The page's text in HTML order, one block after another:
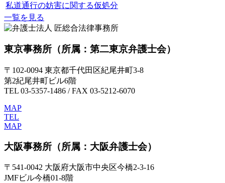
私道通行の妨害に関する仮処分
一覧を見る
東京事務所 （所属：第二東京弁護士会）
〒102-0094 東京都千代田区紀尾井町3-8
第2紀尾井町ビル6階
TEL 03-5357-1486 / FAX 03-5212-6070
MAP
TEL
MAP
大阪事務所 （所属：大阪弁護士会）
〒541-0042 大阪府大阪市中央区今橋2-3-16
JMFビル今橋01-8階